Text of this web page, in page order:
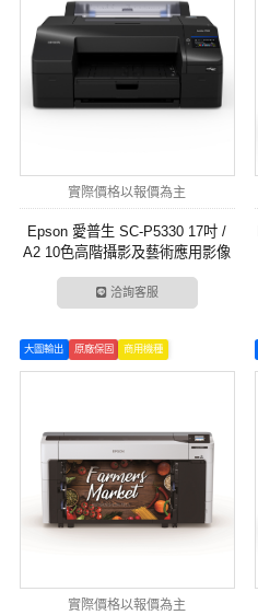
實際價格以報價為主
Epson 愛普生 SC-P5330 17吋 /
A2 10色高階攝影及藝術應用影像
繪圖機
洽詢客服
大圖輸出 原廠保固 商用機種
實際價格以報價為主